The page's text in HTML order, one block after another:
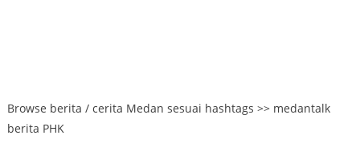
Browse berita / cerita Medan sesuai hashtags >> medantalk
berita PHK